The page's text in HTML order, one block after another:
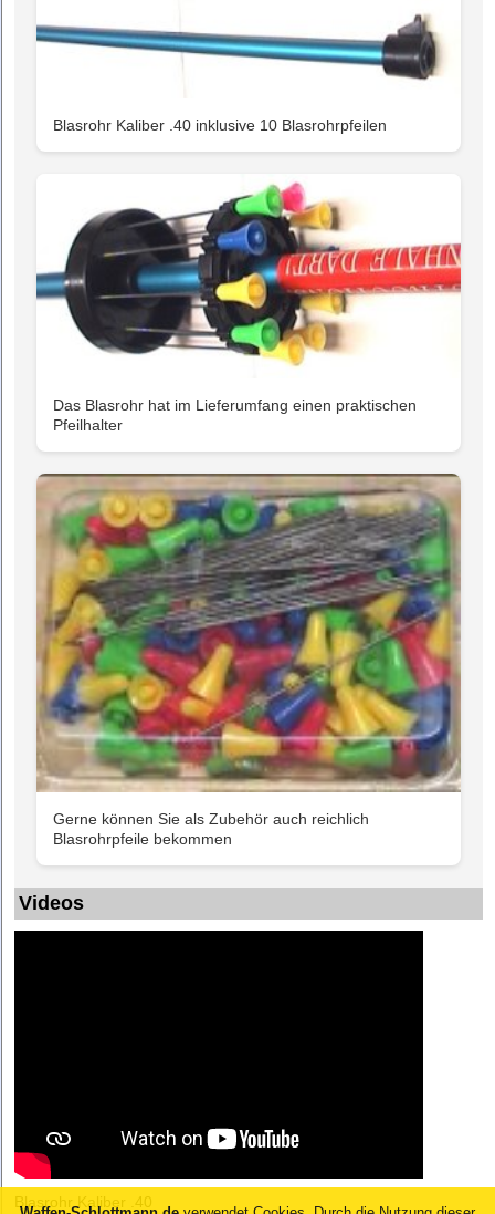
Blasrohr Kaliber .40 inklusive 10 Blasrohrpfeilen
Das Blasrohr hat im Lieferumfang einen praktischen
Pfeilhalter
Gerne können Sie als Zubehör auch reichlich
Blasrohrpfeile bekommen
Videos
Blasrohr Kaliber .40